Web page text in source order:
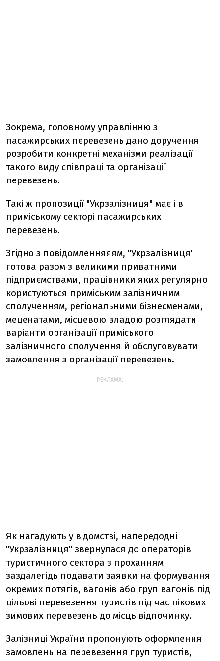
Зокрема, головному управлінню з
пасажирських перевезень дано доручення
розробити конкретні механізми реалізації
такого виду співпраці та організації
перевезень.
Такі ж пропозиції "Укрзалізниця" має і в
приміському секторі пасажирських
перевезень.
Згідно з повідомленняяям, "Укрзалізниця"
готова разом з великими приватними
підприємствами, працівники яких регулярно
користуються приміським залізничним
сполученням, регіональними бізнесменами,
меценатами, місцевою владою розглядати
варіанти організації приміського
залізничного сполучення й обслуговувати
замовлення з організації перевезень.
РЕКЛАМА:
Як нагадують у відомстві, напередодні
"Укрзалізниця" звернулася до операторів
туристичного сектора з проханням
заздалегідь подавати заявки на формування
окремих потягів, вагонів або груп вагонів під
цільові перевезення туристів під час пікових
зимових перевезень до місць відпочинку.
Залізниці України пропонують оформлення
замовлень на перевезення груп туристів,